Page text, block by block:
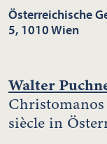
Österreichische
5, 1010 Wien
Walter
siècle in